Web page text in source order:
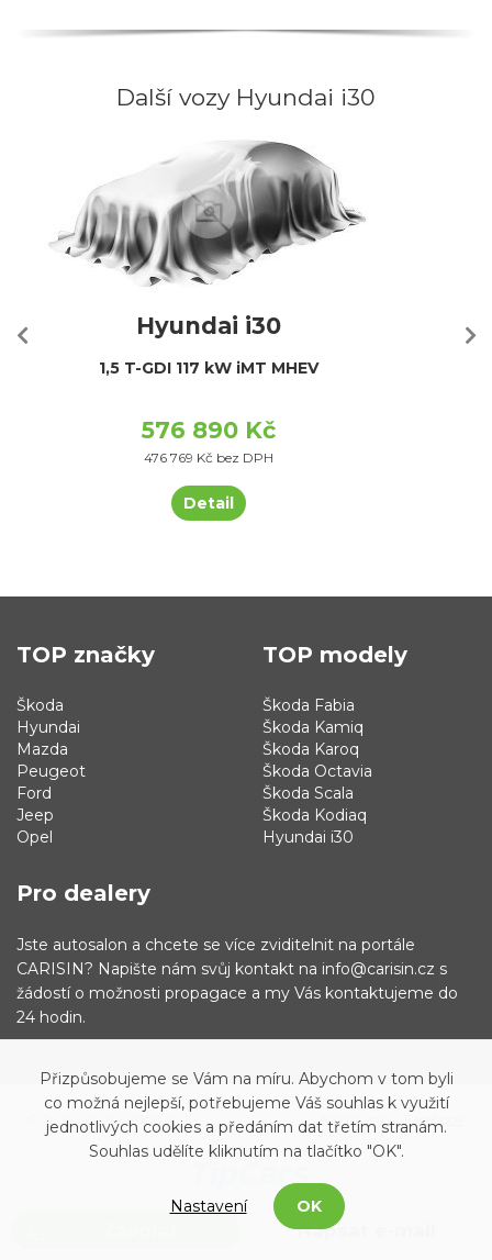
Další vozy Hyundai i30
Hyundai i30
1,5 T-GDI 117 kW iMT MHEV
576 890 Kč
476 769 Kč bez DPH
Detail
Napsat e-mail
TOP značky
Škoda
Hyundai
Mazda
Peugeot
Ford
Jeep
Opel
TOP modely
Škoda Fabia
Škoda Kamiq
Škoda Karoq
Škoda Octavia
Škoda Scala
Škoda Kodiaq
Hyundai i30
Pro dealery
Jste autosalon a chcete se více zviditelnit na portále
CARISIN? Napište nám svůj kontakt na info@carisin.cz s
žádostí o možnosti propagace a my Vás kontaktujeme do
24 hodin.
© 2019 - 2021 Carisin.cz Archiv vozů Facebook
Přizpůsobujeme se Vám na míru. Abychom v tom byli
co možná nejlepší, potřebujeme Váš souhlas k využití
jednotlivých cookies a předáním dat třetím stranám.
Souhlas udělíte kliknutím na tlačítko "OK".
Nastavení OK